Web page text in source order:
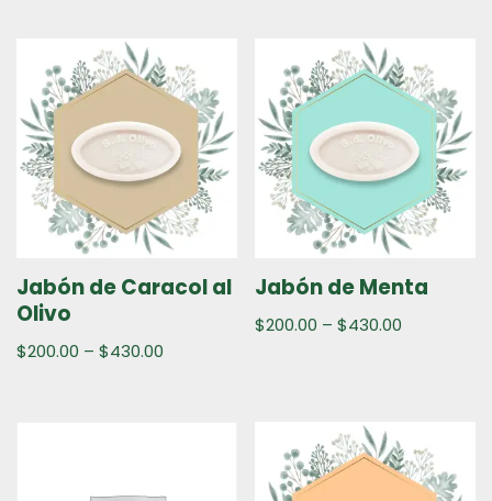
Jabón de Caracol al
Olivo
$200.00 – $430.00
Jabón de Menta
$200.00 –$430.00